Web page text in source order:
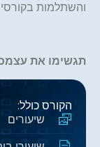
והשתלמות
תגשימו את
הקורס כולל:
שיעורים